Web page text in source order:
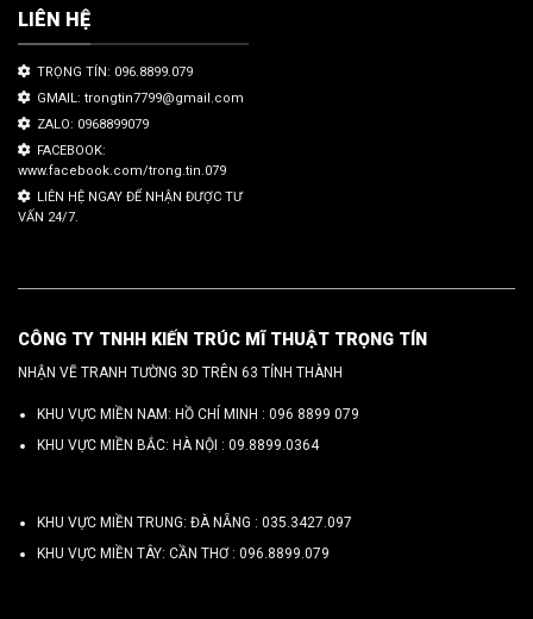
LIÊN HỆ
TRỌNG TÍN: 096.8899.079
GMAIL: trongtin7799@gmail.com
ZALO: 0968899079
FACEBOOK:
www.facebook.com/trong.tin.079
LIÊN HỆ NGAY ĐỂ NHẬN ĐƯỢC TƯ
VẤN 24/7.
CÔNG TY TNHH KIẾN TRÚC MĨ THUẬT TRỌNG TÍN
NHẬN VẼ TRANH TƯỜNG 3D TRÊN 63 TỈNH THÀNH
KHU VỰC MIỀN NAM: HỒ CHÍ MINH : 096 8899 079
KHU VỰC MIỀN BẮC: HÀ NỘI : 09.8899.0364
KHU VỰC MIỀN TRUNG: ĐÀ NẴNG : 035.3427.097
KHU VỰC MIỀN TÂY: CẦN THƠ : 096.8899.079